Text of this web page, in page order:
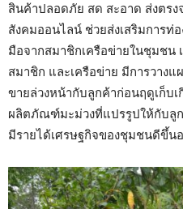
สินค้าปลอดภัย สด สะอาด ส่งตร
สังคมออนไลน์ ช่วยส่งเสริมการท่
มือจากสมาชิกเครือข่ายในชุมชน
สมาชิก และเครือข่าย มีการวาง
ขายล่วงหน้ากับลูกค้าก่อนฤดูเก็บ
ผลิตภัณฑ์มะม่วงที่แปรรูปให้กับลูก
มีรายได้เศรษฐกิจของชุมชนดีขึ้น